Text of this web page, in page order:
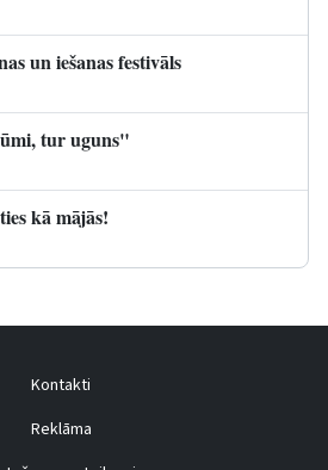
un iešanas festivāls
tur uguns"
kā mājās!
Kontakti
Reklāma